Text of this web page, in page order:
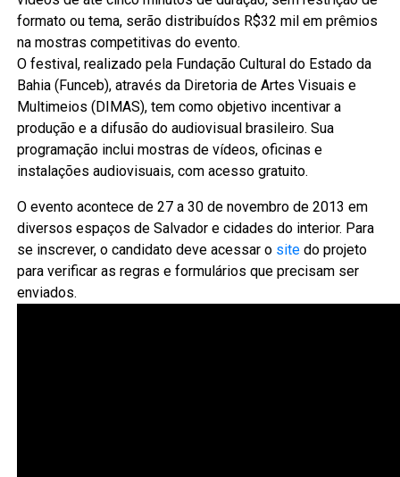
formato ou tema, serão distribuídos R$32 mil em prêmios
na mostras competitivas do evento.
O festival, realizado pela Fundação Cultural do Estado da
Bahia (Funceb), através da Diretoria de Artes Visuais e
Multimeios (DIMAS), tem como objetivo incentivar a
produção e a difusão do audiovisual brasileiro. Sua
programação inclui mostras de vídeos, oficinas e
instalações audiovisuais, com acesso gratuito.
O evento acontece de 27 a 30 de novembro de 2013 em
diversos espaços de Salvador e cidades do interior. Para
se inscrever, o candidato deve acessar o site do projeto
para verificar as regras e formulários que precisam ser
enviados.